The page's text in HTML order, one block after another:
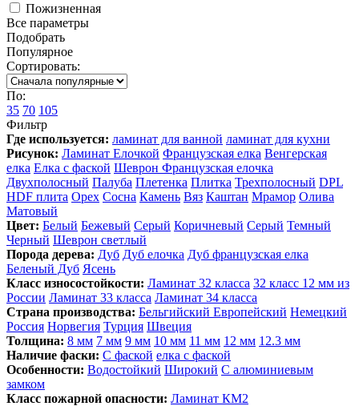
Пожизненная
Все параметры
Подобрать
Популярное
Сортировать:
По:
35 70 105
Фильтр
Где используется: ламинат для ванной ламинат для кухни
Рисунок: Ламинат Елочкой Французская елка Венгерская
елка Елка с фаской Шеврон Французская елочка
Двухполосный Палуба Плетенка Плитка Трехполосный DPL
HDF плита Орех Сосна Камень Вяз Каштан Мрамор Олива
Матовый
Цвет: Белый Бежевый Серый Коричневый Серый Темный
Черный Шеврон светлый
Порода дерева: Дуб Дуб елочка Дуб французская елка
Беленый Дуб Ясень
Класс износостойкости: Ламинат 32 класса 32 класс 12 мм из
России Ламинат 33 класса Ламинат 34 класса
Страна производства: Бельгийский Европейский Немецкий
Россия Норвегия Турция Швеция
Толщина: 8 мм 7 мм 9 мм 10 мм 11 мм 12 мм 12.3 мм
Наличие фаски: С фаской елка с фаской
Особенности: Водостойкий Широкий С алюминиевым
замком
Класс пожарной опасности: Ламинат КМ2